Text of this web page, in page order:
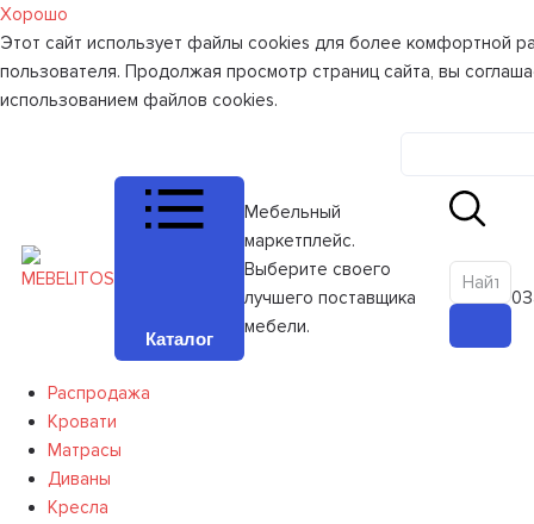
Хорошо
Этот сайт использует файлы cookies для более комфортной
пользователя. Продолжая просмотр страниц сайта, вы
использованием файлов cookies.
Каталог
Мебельный
маркетплейс.
Выберите своего
лучшего поставщика
мебели.
0
Распродажа
Кровати
Матрасы
Диваны
Кресла